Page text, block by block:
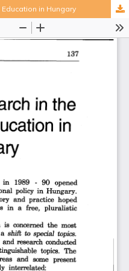
in Hungary
seurain valtuuskunta